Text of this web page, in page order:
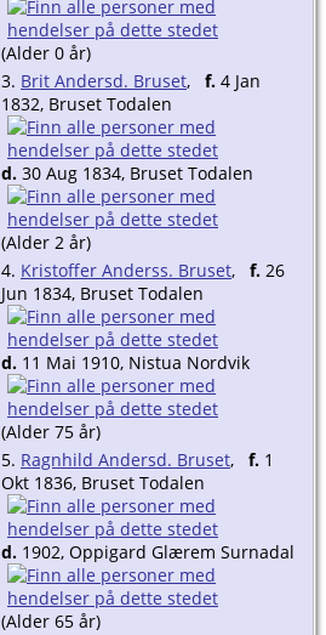
(Alder 0 år)
3. Brit Andersd. Bruset, f. 4 Jan
1832, Bruset Todalen
d. 30 Aug 1834, Bruset Todalen
(Alder 2 år)
4. Kristoffer Anderss. Bruset, f. 26
Jun 1834, Bruset Todalen
d. 11 Mai 1910, Nistua Nordvik
(Alder 75 år)
5. Ragnhild Andersd. Bruset, f. 1
Okt 1836, Bruset Todalen
d. 1902, Oppigard Glærem Surnadal
(Alder 65 år)